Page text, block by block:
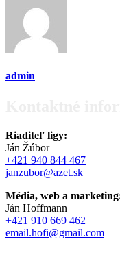
admin
Riaditeľ ligy:
Ján Žúbor
+421 940 844 467
janzubor@azet.sk
Média, web a
Ján Hoffmann
+421 910 669 462
email.hofi@gmail.com